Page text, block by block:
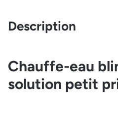
Description
Chauffe-eau
solution petit